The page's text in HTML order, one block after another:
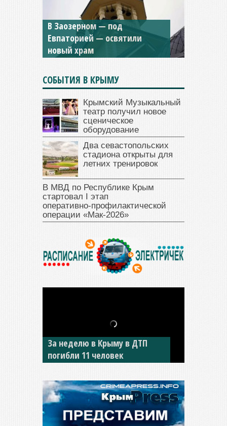
Мужской монастырь Косьмы
и Дамиана в Крыму вновь
открыт для посещения
СОБЫТИЯ В КРЫМУ
Крымский Музыкальный
театр получил новое
сценическое
оборудование
Два севастопольских
стадиона открыты для
летних тренировок
В МВД по Республике Крым
стартовал I этап
оперативно‑профилактической
операции «Мак‑2026»
В Джанкое водитель ВАЗа
сбил двух детей на «зебре»